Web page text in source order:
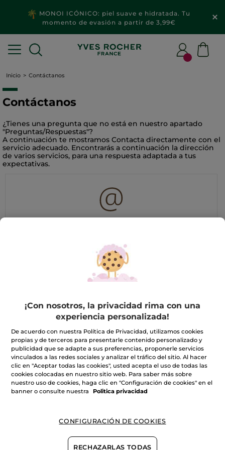
MONOI ICÓNICO: piel suave e hidratada. Tu
momento de evasión a partir de 3,99€
Inicio Contáctanos
Contáctanos
¿Tienes una pregunta que no está en nuestro apartado
"Preguntas/Respuestas"?
A continuación te mostramos Contacta directamente con el
servicio adecuado. Encontrarás a continuación la dirección
de varios servicios, para una respuesta adaptada a tus
expectativas.
pedido, cambiar un producto, verificar una
factura...
Indícanos en tu e-mail: el asunto, nombre, apellidos y nº
de cliente si lo tienes. Nuestro Servicio de Atención al
ENVIAR UN CORREO ELECTRÓNICO
En nuestras tiendas
una Consejera de Belleza profesional contestará a tus
preguntas y te aconsejará sobre los productos de belleza
¡Con nosotros, la privacidad rima con una
experiencia personalizada!
De acuerdo con nuestra Política de Privacidad, utilizamos cookies
propias y de terceros para presentarle contenido personalizado y
publicidad que se adapte a sus preferencias, proponerle servicios
vinculados a las redes sociales y analizar el tráfico del sitio. Al hacer
clic en "Aceptar todas las cookies", usted acepta el uso de todas las
cookies colocadas en nuestro sitio web. Para saber más sobre
nuestro uso de cookies, haga clic en "Configuración de cookies" en el
banner o consulte nuestra
Politica privacidad
CONFIGURACIÓN DE COOKIES
RECHAZARLAS TODAS